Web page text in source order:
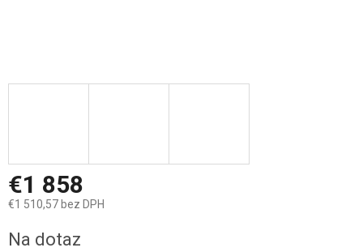
€1 858
€1 510,57 bez DPH
cena:
Na dotaz